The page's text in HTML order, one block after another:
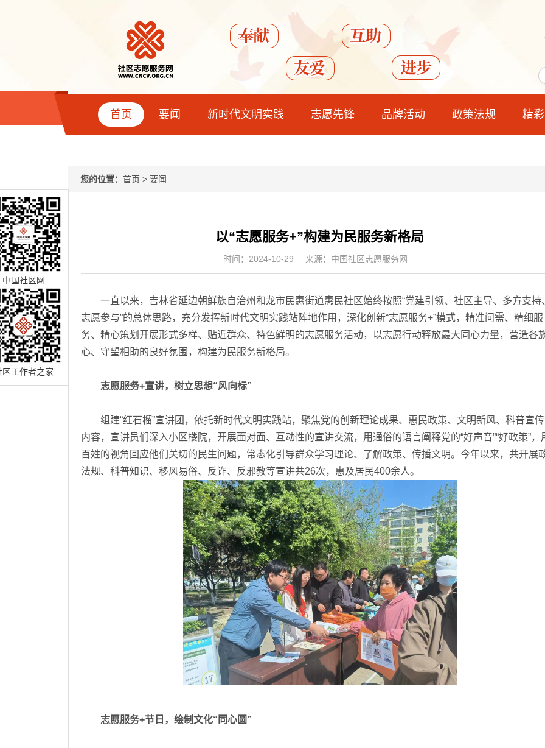
首页 要闻 新时代文明实践 志愿先锋 品牌活动 政策法规 精
您的位置： 首页 > 要闻
以“志愿服务+”构建为民服务新格局
时间：2024-10-29 来源：中国社区志愿服务网
一直以来，吉林省延边朝鲜族自治州和龙市民惠街道惠民社区始终按照“党建引领、社区主导、多方支持
志愿参与”的总体思路，充分发挥新时代文明实践站阵地作用，深化创新“志愿服务+”模式，精准问需、精细服
务、精心策划开展形式多样、贴近群众、特色鲜明的志愿服务活动，以志愿行动释放最大同心力量，营造各
心、守望相助的良好氛围，构建为民服务新格局。
志愿服务+宣讲，树立思想“风向标”
组建“红石榴”宣讲团，依托新时代文明实践站，聚焦党的创新理论成果、惠民政策、文明新风、科普宣
内容，宣讲员们深入小区楼院，开展面对面、互动性的宣讲交流，用通俗的语言阐释党的“好声音”“好政策”，
百姓的视角回应他们关切的民生问题，常态化引导群众学习理论、了解政策、传播文明。今年以来，共开展
法规、科普知识、移风易俗、反诈、反邪教等宣讲共26次，惠及居民400余人。
志愿服务+节日，绘制文化“同心圆”
中国社区网
区工作者之家